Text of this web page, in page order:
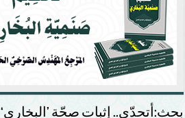
بحث:أتحدّى.. إثبات صحّة ’البخاري‘